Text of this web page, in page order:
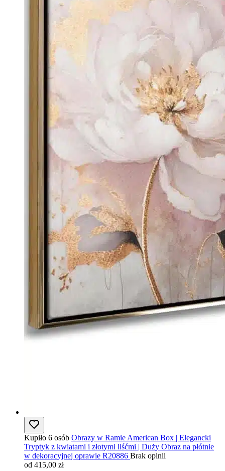
Kupiło 6 osób Obrazy w Ramie American Box | Elegancki
Tryptyk z kwiatami i złotymi liśćmi | Duży Obraz na płótnie
w dekoracyjnej oprawie R20886 Brak opinii
od 415,00 zł